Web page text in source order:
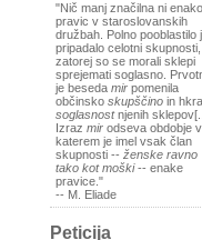
"Nič manj značilna ni
pravic v staroslovanskih
družbah. Polno pooblastilo
pripadalo celotni
zatorej so se morali sklepi
sprejemati soglasno.
je beseda mir pomenila
občinsko skupščino in
soglasnostnjenih
Izraz mir odseva obdobje v
katerem je imel vsak član
skupnosti -- ženske ravno
tako kot moški-- enake
pravice."
-- M. Eliade
Peticija